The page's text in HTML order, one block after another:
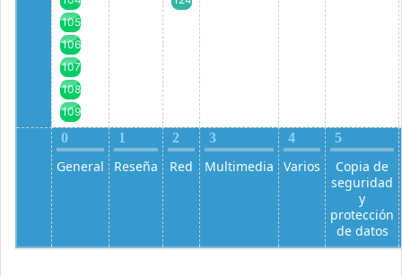
105
106
107
108
109
0
General
1
Reseña
2
Red
3
Multimedia
4
Varios
5
Copia de
seguridad
y
protección
de datos